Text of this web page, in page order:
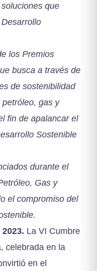
que
los Premios
busca a través de
de sostenibilidad
gas y
fin de apalancar el
Sostenible
durante el
Gas y
el compromiso del
La VI Cumbre
celebrada en la
en el